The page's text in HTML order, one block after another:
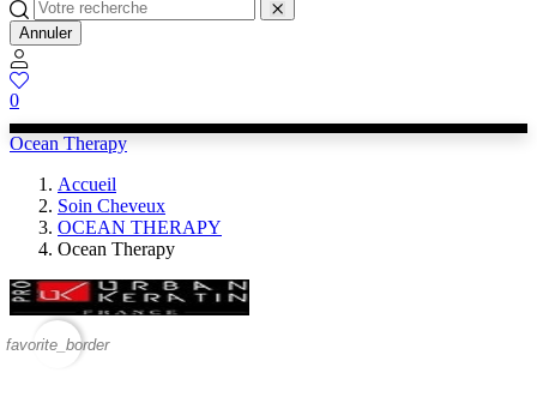
Annuler
0
Ocean Therapy
Accueil
Soin Cheveux
OCEAN THERAPY
Ocean Therapy
favorite_border